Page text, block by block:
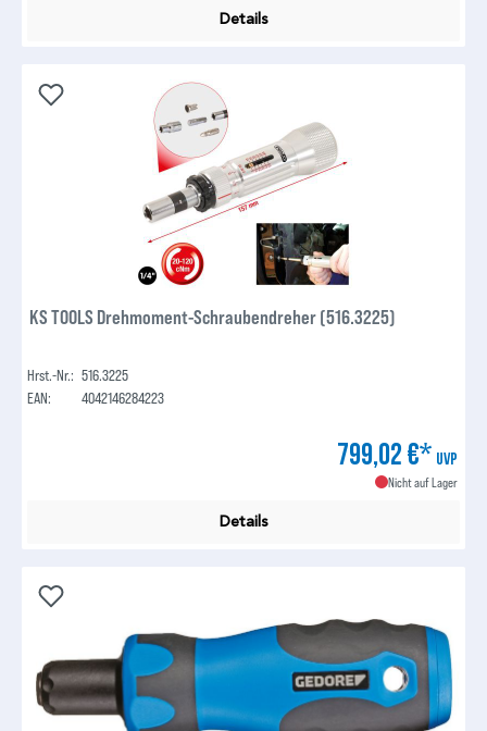
Details
KS TOOLS Drehmoment-Schraubendreher (516.3225)
Hrst.-Nr.: 516.3225
EAN:
4042146284223
799,02 €* UVP
Nicht auf Lager
Details